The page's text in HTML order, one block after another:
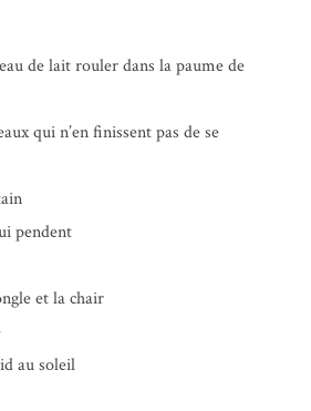
de lait rou­ler dans la paume de
qui n’en finissent pas de se
pendent
et la chair
au soleil